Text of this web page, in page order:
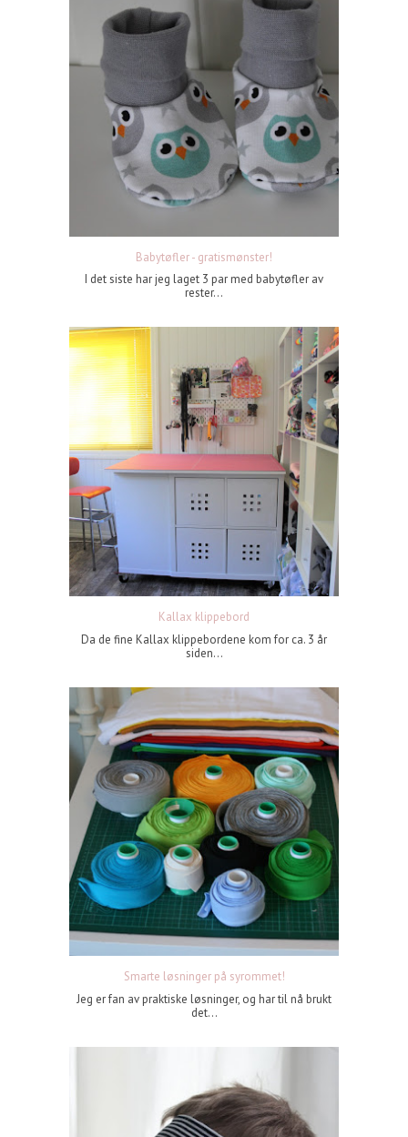
Babytøfler - gratismønster!
I det siste har jeg laget 3 par med babytøfler av
rester...
Kallax klippebord
Da de fine Kallax klippebordene kom for ca. 3 år
siden...
Smarte løsninger på syrommet!
Jeg er fan av praktiske løsninger, og har til nå brukt
det...